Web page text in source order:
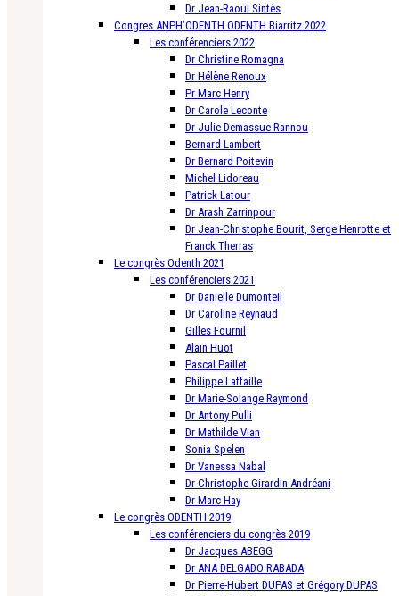
Dr Jean-Raoul Sintès
Congres ANPH’ODENTH ODENTH Biarritz 2022
Les conférenciers 2022
Dr Christine Romagna
Dr Hélène Renoux
Pr Marc Henry
Dr Carole Leconte
Dr Julie Demassue-Rannou
Bernard Lambert
Dr Bernard Poitevin
Michel Lidoreau
Patrick Latour
Dr Arash Zarrinpour
Dr Jean-Christophe Bourit, Serge Henrotte et
Franck Therras
Le congrès Odenth 2021
Les conférenciers 2021
Dr Danielle Dumonteil
Dr Caroline Reynaud
Gilles Fournil
Alain Huot
Pascal Paillet
Philippe Laffaille
Dr Marie-Solange Raymond
Dr Antony Pulli
Dr Mathilde Vian
Sonia Spelen
Dr Vanessa Nabal
Dr Christophe Girardin Andréani
Dr Marc Hay
Le congrès ODENTH 2019
Les conférenciers du congrès 2019
Dr Jacques ABEGG
Dr ANA DELGADO RABADA
Dr Pierre-Hubert DUPAS et Grégory DUPAS